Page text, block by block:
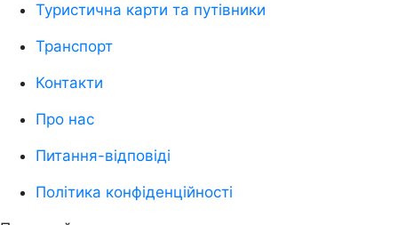
Туристична карти та путівники
Транспорт
Контакти
Про нас
Питання-відповіді
Політика конфіденційності